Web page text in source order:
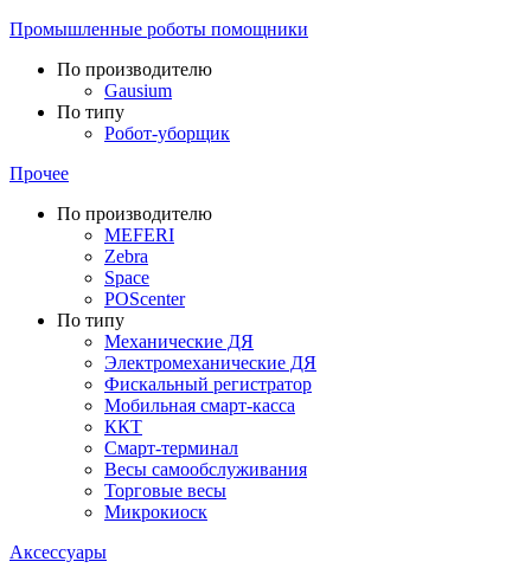
Промышленные роботы помощники
По производителю
Gausium
По типу
Робот-уборщик
Прочее
По производителю
MEFERI
Zebra
Space
POScenter
По типу
Механические ДЯ
Электромеханические ДЯ
Фискальный регистратор
Мобильная смарт-касса
ККТ
Смарт-терминал
Весы самообслуживания
Торговые весы
Микрокиоск
Аксессуары